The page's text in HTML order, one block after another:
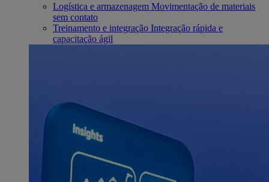
Logística e armazenagem Movimentação de materiais
sem contato
Treinamento e integração Integração rápida e
capacitação ágil